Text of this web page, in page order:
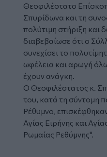
Θεοφιλέστατο
Σπυρίδωνα και τη
πολύτιμη στήριξη και
διαβεβαίωσε ότι ο
συνεχίσει το
ωφέλεια και αρωγή
έχουν ανάγκη.
Ο Θεοφιλέστατος κ.
του, κατά τη σύντομη
Ρέθυμνο,
Αγίας Ειρήνης και
Ρωμαίας Ρεθύμνης".